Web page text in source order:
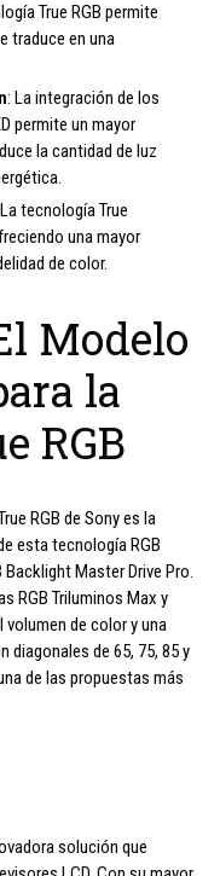
True RGB permite
traduce en una
: La integración de los
permite un mayor
la cantidad de luz
tecnología True
una mayor
de color.
Modelo
la
RGB
RGB de Sony es la
esta tecnología RGB
Master Drive Pro.
RGB Triluminos Max y
de color y una
diagonales de 65, 75, 85 y
de las propuestas más
solución que